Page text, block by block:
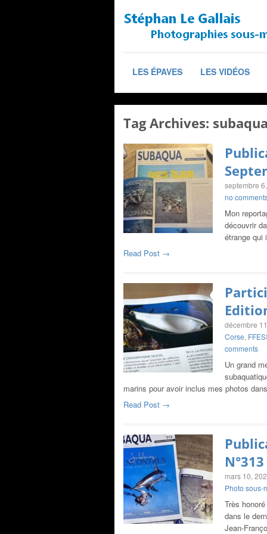
LES ÉPAVES LES VIDÉOS
Tag Archives: subaqua
septembre
no
Mon
découvrir
étrange qui
Read Post →
décembre
Corse,
comments
Un grand
marins pour avoir inclus mes photos
Read Post →
mars 10,
Photo sous-
Très
dans le
Jean-